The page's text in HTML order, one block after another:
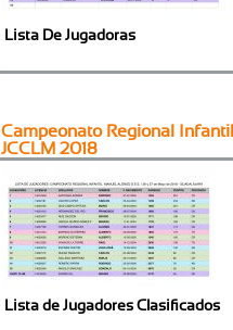
Lista De Jugadoras
Campeonato Regional
JCCLM 2018
Lista de Jugadores Clasificados